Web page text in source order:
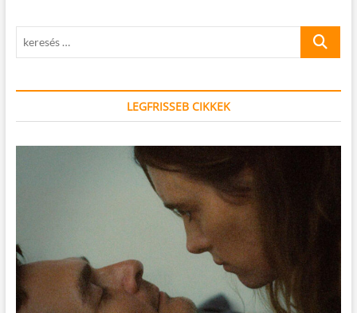
keresés
LEGFRISSEB CIKKEK